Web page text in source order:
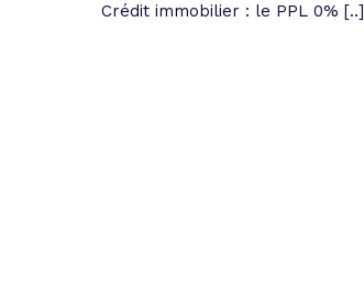
Crédit immobilier : le PPL 0% [..]